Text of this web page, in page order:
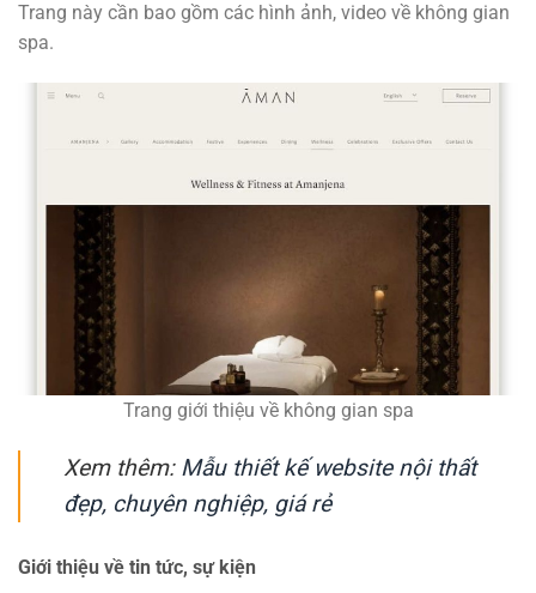
Trang này cần bao gồm các hình ảnh, video về không gian
spa.
Trang giới thiệu về không gian spa
Xem thêm: Mẫu thiết kế website nội thất
đẹp, chuyên nghiệp, giá rẻ
Giới thiệu về tin tức, sự kiện